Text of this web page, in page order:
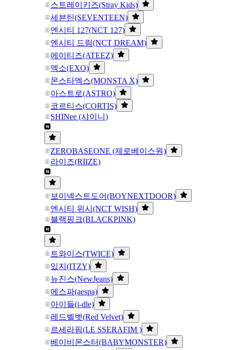
스트레이키즈(Stray Kids)
세븐틴(SEVENTEEN)
엔시티 127(NCT 127)
엔시티 드림(NCT DREAM)
에이티즈(ATEEZ)
엑소(EXO)
몬스타엑스(MONSTA X)
아스트로(ASTRO)
코르티스(CORTIS)
SHINee (샤이니)
ZEROBASEONE (제로베이스원)
라이즈(RIIZE)
보이넥스트도어(BOYNEXTDOOR)
엔시티 위시(NCT WISH)
블랙핑크(BLACKPINK)
트와이스(TWICE)
있지(ITZY)
뉴진스(NewJeans)
에스파(aespa)
아이들(i-dle)
레드벨벳(Red Velvet)
르세라핌(LE SSERAFIM )
베이비몬스터(BABYMONSTER)